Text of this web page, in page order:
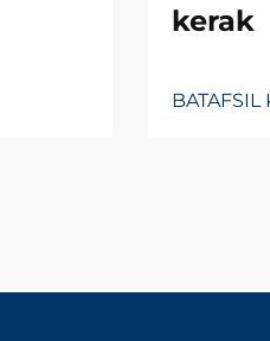
kerak
BATAFSIL